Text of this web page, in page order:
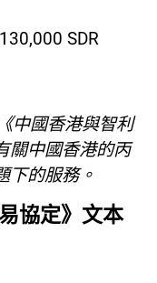
SDR
中國香港與智利
關中國香港的丙
下的服務。
協定》文本